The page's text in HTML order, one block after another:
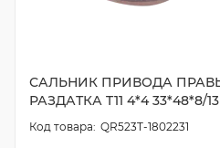
САЛЬНИК ПРИВОДА
РАЗДАТКА T11 4*4 33*48*8/13
QR523T-1802231